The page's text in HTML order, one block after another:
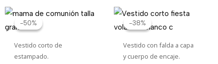
-50%
-50%
Vestido corto de
estampado.
El
140,00€.
El
-38%
-38%
Vestido con falda a capa
y cuerpo de encaje.
El
original
160,00€.
El
100,00€.